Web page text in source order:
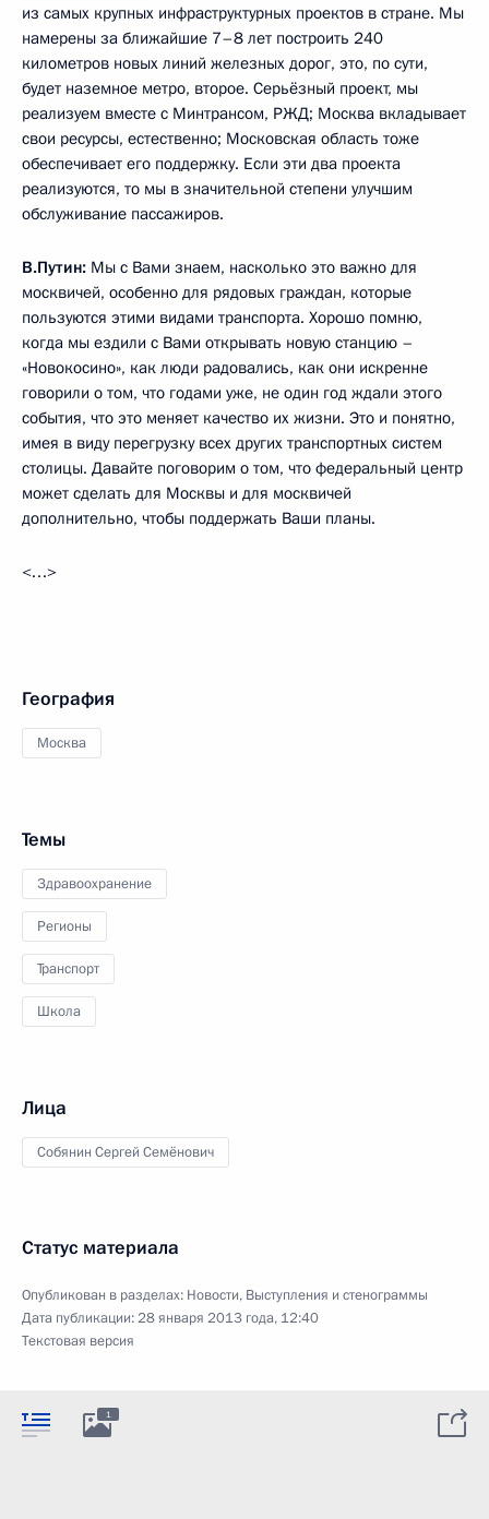
из самых крупных инфраструктурных проектов в стране. Мы
намерены за ближайшие 7–8 лет построить 240
километров новых линий железных дорог, это, по сути,
будет наземное метро, второе. Серьёзный проект, мы
реализуем вместе с Минтрансом, РЖД; Москва вкладывает
свои ресурсы, естественно; Московская область тоже
обеспечивает его поддержку. Если эти два проекта
реализуются, то мы в значительной степени улучшим
обслуживание пассажиров.
В.Путин: Мы с Вами знаем, насколько это важно для
москвичей, особенно для рядовых граждан, которые
пользуются этими видами транспорта. Хорошо помню,
когда мы ездили с Вами открывать новую станцию –
«Новокосино», как люди радовались, как они искренне
говорили о том, что годами уже, не один год ждали этого
события, что это меняет качество их жизни. Это и понятно,
имея в виду перегрузку всех других транспортных систем
столицы. Давайте поговорим о том, что федеральный центр
может сделать для Москвы и для москвичей
дополнительно, чтобы поддержать Ваши планы.
<…>
География
Москва
Темы
Здравоохранение
Регионы
Транспорт
Школа
Лица
Собянин Сергей Семёнович
Статус материала
Опубликован в разделах: Новости, Выступления и стенограммы
Дата публикации:28 января 2013 года, 12:40
Текстовая версия
1